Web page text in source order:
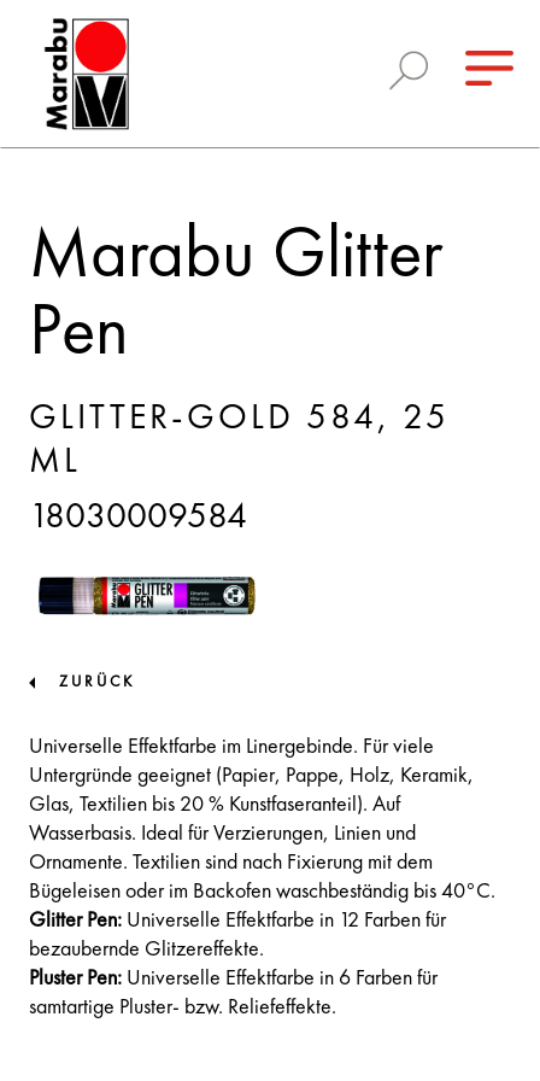
Marabu Glitter
Pen
GLITTER-GOLD 584, 25
ML
18030009584
ZURÜCK
Universelle Effektfarbe im Linergebinde. Für viele
Untergründe geeignet (Papier, Pappe, Holz, Keramik,
Glas, Textilien bis 20 % Kunstfaseranteil). Auf
Wasserbasis. Ideal für Verzierungen, Linien und
Ornamente. Textilien sind nach Fixierung mit dem
Bügeleisen oder im Backofen waschbeständig bis 40°C.
Glitter Pen: Universelle Effektfarbe in 12 Farben für
bezaubernde Glitzereffekte.
Pluster Pen: Universelle Effektfarbe in 6 Farben für
samtartige Pluster- bzw. Reliefeffekte.